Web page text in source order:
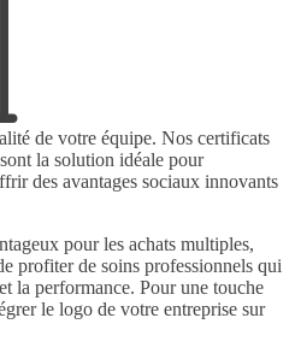
de votre équipe. Nos certificats
la solution idéale pour
des avantages sociaux innovants
pour les achats multiples,
profiter de soins professionnels qui
la performance. Pour une touche
le logo de votre entreprise sur